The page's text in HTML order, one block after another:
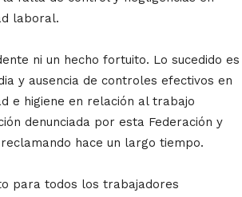
laboral.
ni un hecho fortuito. Lo sucedido es
y ausencia de controles efectivos en
e higiene en relación al trabajo
denunciada por esta Federación y
hace un largo tiempo.
para todos los trabajadores